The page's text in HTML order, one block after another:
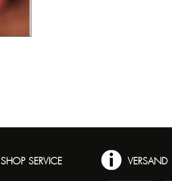
SHOP SERVICE VERSAND